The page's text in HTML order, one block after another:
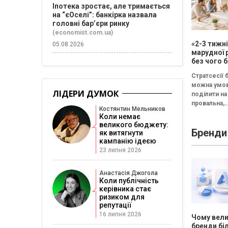
«2-3 тижні
марудної
без чого
Стратсесії
можна
поділити
провальна,
Провальна
«рефлексія
Бренди
Чому
бренди
Іпотека зростає, але тримається
на “єОселі”: банкірка назвала
головні бар’єри ринку
(economist.com.ua)
05.08.2026
ЛІДЕРИ ДУМОК
Костянтин Мельников
Коли немає
великого бюджету:
як витягнути
кампанію ідеєю
23 липня 2026
Анастасія Джогола
Коли публічність
керівника стає
ризиком для
репутації
16 липня 2026